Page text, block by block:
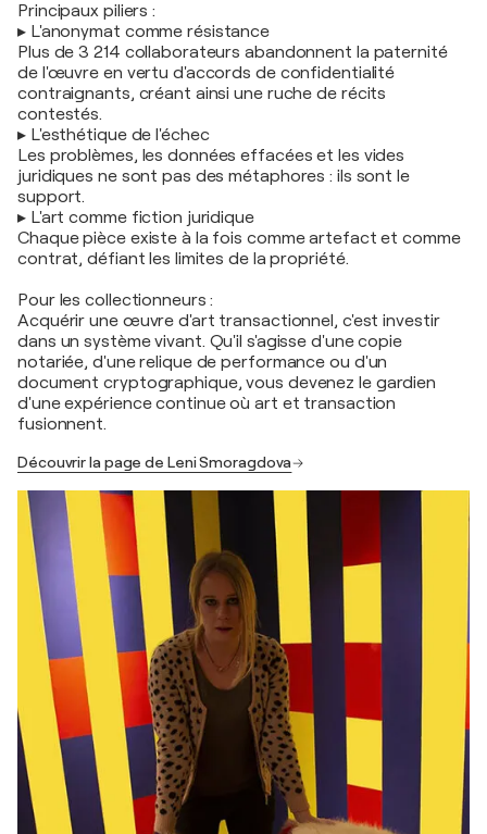
Principaux piliers :
▸ L'anonymat comme résistance
Plus de 3 214 collaborateurs abandonnent la paternité
de l'œuvre en vertu d'accords de confidentialité
contraignants, créant ainsi une ruche de récits
contestés.
▸ L'esthétique de l'échec
Les problèmes, les données effacées et les vides
juridiques ne sont pas des métaphores : ils sont le
support.
▸ L'art comme fiction juridique
Chaque pièce existe à la fois comme artefact et comme
contrat, défiant les limites de la propriété.
Pour les collectionneurs :
Acquérir une œuvre d'art transactionnel, c'est investir
dans un système vivant. Qu'il s'agisse d'une copie
notariée, d'une relique de performance ou d'un
document cryptographique, vous devenez le gardien
d'une expérience continue où art et transaction
fusionnent.
Découvrir la page de Leni Smoragdova